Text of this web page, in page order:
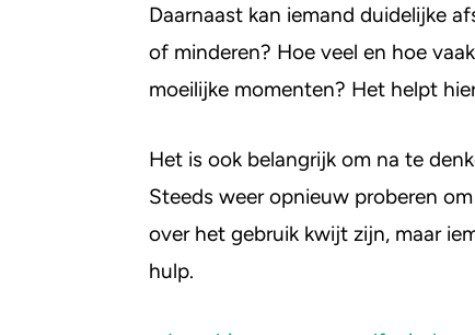
Daarnaast kan iemand duidelijke
of minderen? Hoe veel en hoe
moeilijke momenten? Het helpt
Het is ook belangrijk om na te
Steeds weer opnieuw proberen
over het gebruik kwijt zijn, maar
hulp.